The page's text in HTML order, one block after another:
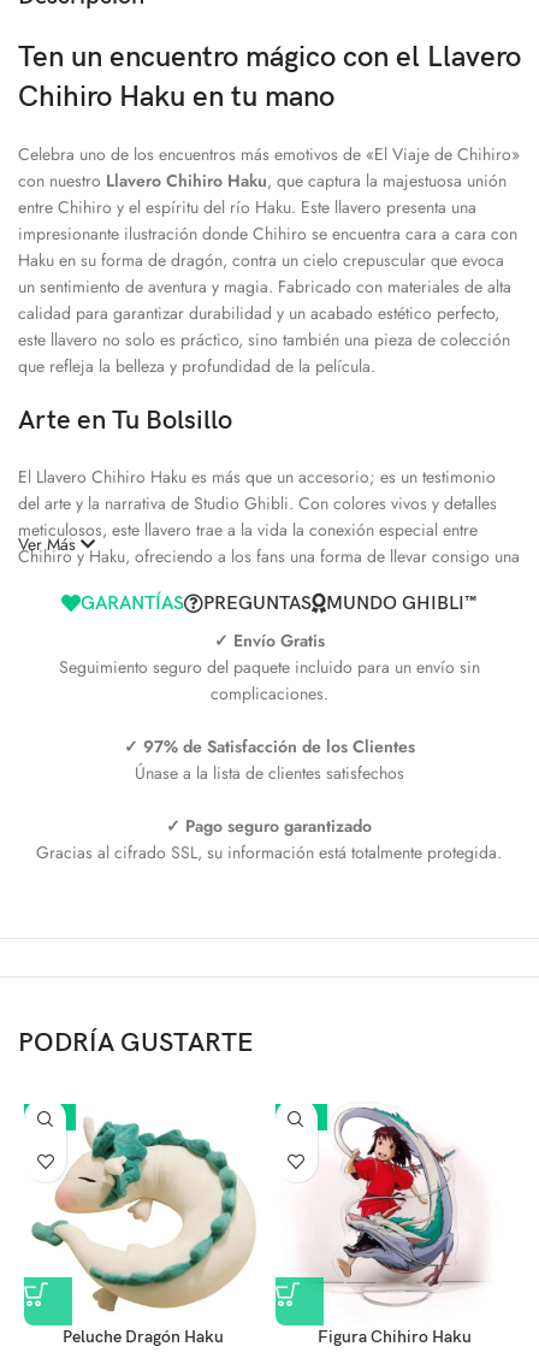
Ten un encuentro mágico con el Llavero
Chihiro Haku en tu mano
Celebra uno de los encuentros más emotivos de «El Viaje de Chihiro»
con nuestro Llavero Chihiro Haku, que captura la majestuosa unión
entre Chihiro y el espíritu del río Haku. Este llavero presenta una
impresionante ilustración donde Chihiro se encuentra cara a cara con
Haku en su forma de dragón, contra un cielo crepuscular que evoca
un sentimiento de aventura y magia. Fabricado con materiales de alta
calidad para garantizar durabilidad y un acabado estético perfecto,
este llavero no solo es práctico, sino también una pieza de colección
que refleja la belleza y profundidad de la película.
Arte en Tu Bolsillo
El Llavero Chihiro Haku es más que un accesorio; es un testimonio
del arte y la narrativa de Studio Ghibli. Con colores vivos y detalles
meticulosos, este llavero trae a la vida la conexión especial entre
Chihiro y Haku, ofreciendo a los fans una forma de llevar consigo una
de animación o para añadir a tu colección personal, este llavero se
destaca por su diseño artístico y su significado profundo.
Con el Llavero Chihiro Haku, lleva siempre contigo un recordatorio
perfecto para los admiradores de las obras de Hayao Miyazaki y para
quienes valoran los momentos mágicos de la vida. Haz que cada día
llaves, sino también historias de transformación y esperanza.
Ver Más
GARANTÍAS PREGUNTAS MUNDO GHIBLI™
✓ Envío Gratis
Seguimiento seguro del paquete incluido para un envío sin
complicaciones.
✓ 97% de Satisfacción de los Clientes
Únase a la lista de clientes satisfechos
✓ Pago seguro garantizado
Gracias al cifrado SSL, su información está totalmente protegida.
PODRÍA GUSTARTE
-25%
Peluche Dragón Haku
-25%
Figura Chihiro Haku